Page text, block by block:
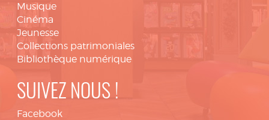
Musique
Cinéma
Jeunesse
Collections patrimoniales
Bibliothèque numérique
SUIVEZ NOUS !
Facebook